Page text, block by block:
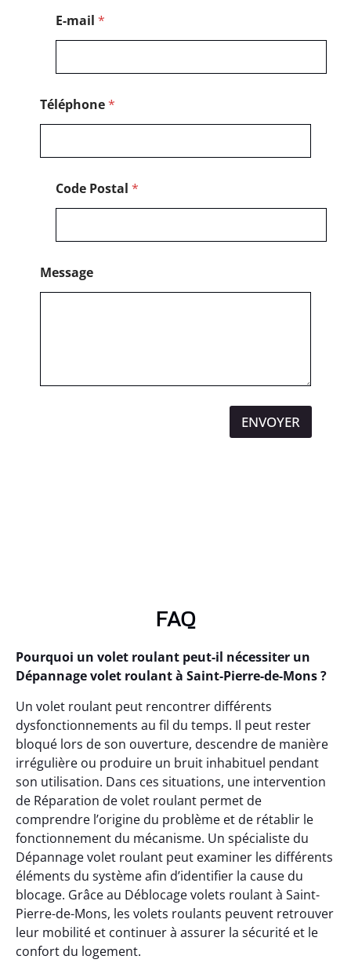
E-mail *
Téléphone*
Code Postal *
Message
ENVOYER
FAQ
Pourquoi un volet roulant peut-il nécessiter un
Dépannage volet roulant à Saint-Pierre-de-Mons ?
Un volet roulant peut rencontrer différents
dysfonctionnements au fil du temps. Il peut rester
bloqué lors de son ouverture, descendre de manière
irrégulière ou produire un bruit inhabituel pendant
son utilisation. Dans ces situations, une intervention
de Réparation de volet roulant permet de
comprendre l’origine du problème et de rétablir le
fonctionnement du mécanisme. Un spécialiste du
Dépannage volet roulant peut examiner les différents
éléments du système afin d’identifier la cause du
blocage. Grâce au Déblocage volets roulant à Saint-
Pierre-de-Mons, les volets roulants peuvent retrouver
leur mobilité et continuer à assurer la sécurité et le
confort du logement.